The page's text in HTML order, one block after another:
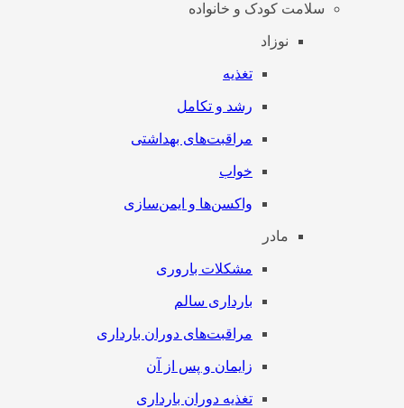
سلامت کودک و خانواده
نوزاد
تغذیه
رشد و تکامل
مراقبت‌های بهداشتی
خواب
واکسن‌ها و ایمن‌سازی
مادر
مشکلات باروری
بارداری سالم
مراقبت‌های دوران بارداری
زایمان و پس از آن
تغذیه دوران بارداری